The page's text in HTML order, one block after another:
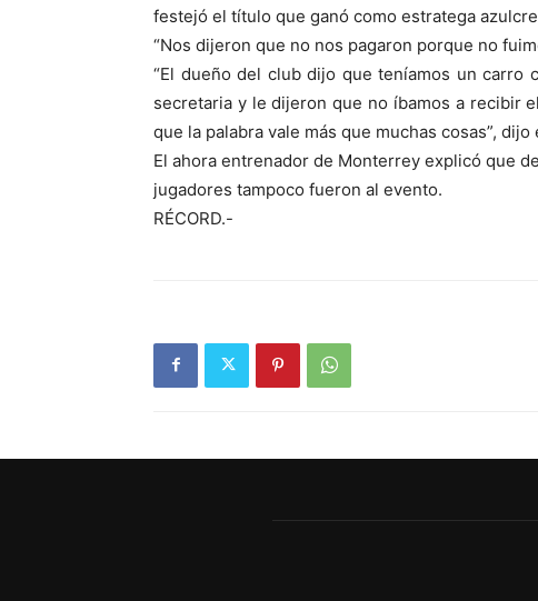
festejó el título que ganó como estratega
“Nos dijeron que no nos pagaron porque no
“El dueño del club dijo que teníamos un carro
secretaria y le dijeron que no íbamos a recibir
que la palabra vale más que muchas cosas”,
El ahora entrenador de Monterrey explicó que
jugadores tampoco fueron al evento.
RÉCORD.-